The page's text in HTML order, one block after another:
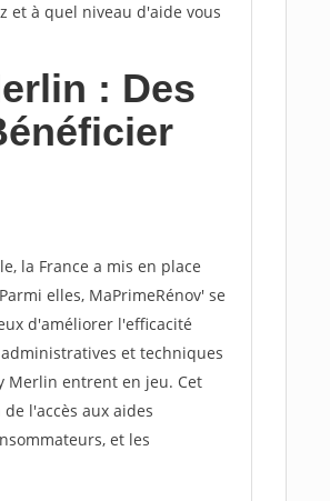
et à quel niveau d'aide vous
: Des
la France a mis en place
elles, MaPrimeRénov' se
d'améliorer l'efficacité
et techniques
Merlin entrent en jeu. Cet
l'accès aux aides
et les